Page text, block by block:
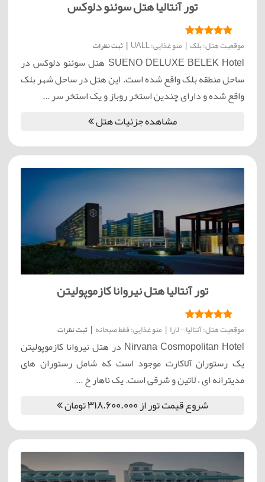
تور آنتالیا هتل سوئنو دلوکس
موقعیت هتل: بلک | منو غذایی: UALL | ثبت نظرات
SUENO DELUXE BELEK Hotel هتل سوئنو دلوکس در
ساحل منطقه بلک واقع شده است. این هتل در ساحل شهر بلک
واقع شده و دارای چندین استخر روباز و یک استخر سر ...
مشاهده جزئیات هتل
تور آنتالیا هتل نیروانا کازموپولیتن
موقعیت هتل: آنتالیا - لارا | منو غذایی: فقط صبحانه | ثبت نظرات
Nirvana Cosmopolitan Hotel در هتل نیروانا کازموپولیتن
یک رستوران آلاکارت موجود است که شامل رستوران های
مدیترانه ای ، لاتین و شرقی است. یک ناهار خ ...
شروع قیمت تور از 318.600.000 تومان